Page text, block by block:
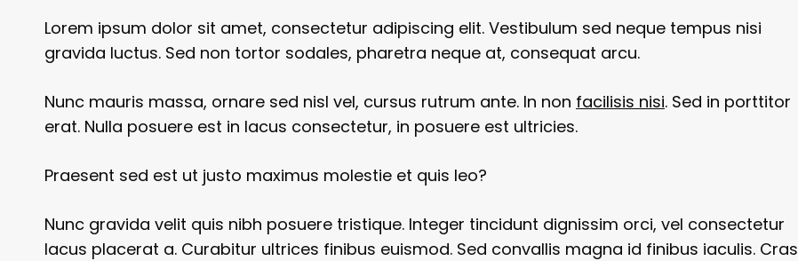
Lorem ipsum dolor sit amet, consectetur adipiscing elit. Vestibulum sed neque tempus nisi
gravida luctus. Sed non tortor sodales, pharetra neque at, consequat arcu.
Nunc mauris massa, ornare sed nisl vel, cursus rutrum ante. In non facilisis nisi. Sed in porttitor
erat. Nulla posuere est in lacus consectetur, in posuere est ultricies.
Praesent sed est ut justo maximus molestie et quis leo?
Nunc gravida velit quis nibh posuere tristique. Integer tincidunt dignissim orci, vel consectetur
lacus placerat a. Curabitur ultrices finibus euismod. Sed convallis magna id finibus iaculis. Cras